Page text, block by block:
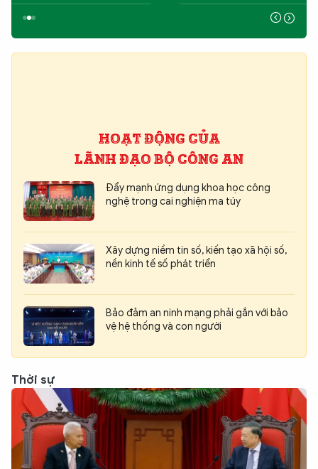
HOẠT ĐỘNG CỦA
LÃNH ĐẠO BỘ CÔNG AN
Đẩy mạnh ứng dụng khoa học công
nghệ trong cai nghiện ma túy
Xây dựng niềm tin số, kiến tạo xã hội số,
nền kinh tế số phát triển
Bảo đảm an ninh mạng phải gắn với bảo
vệ hệ thống và con người
Thời sự